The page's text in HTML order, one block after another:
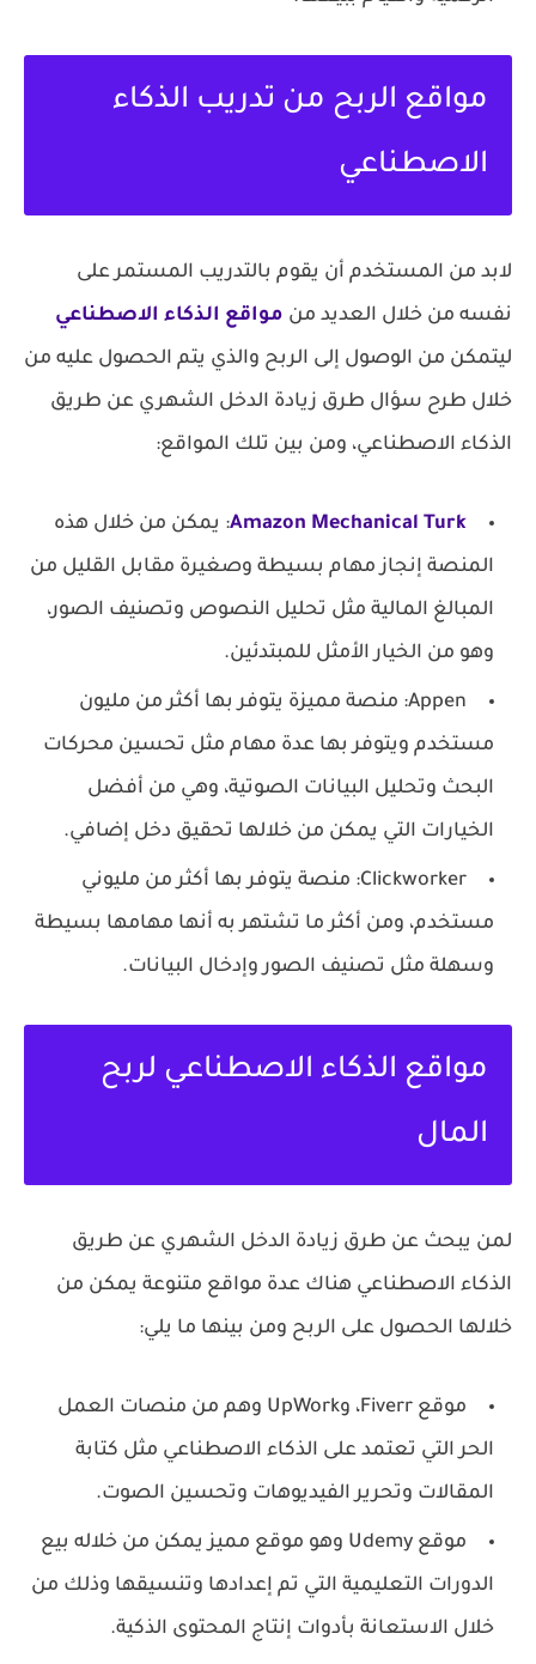
مواقع الربح من تدريب الذكاء
الاصطناعي
لابد من المستخدم أن يقوم بالتدريب المستمر على
نفسه من خلال العديد من مواقع الذكاء الاصطناعي
ليتمكن من الوصول إلى الربح والذي يتم الحصول عليه من
خلال طرح سؤال طرق زيادة الدخل الشهري عن طريق
الذكاء الاصطناعي، ومن بين تلك المواقع:
Amazon Mechanical Turk: يمكن من خلال هذه
المنصة إنجاز مهام بسيطة وصغيرة مقابل القليل من
المبالغ المالية مثل تحليل النصوص وتصنيف الصور،
وهو من الخيار الأمثل للمبتدئين.
Appen: منصة مميزة يتوفر بها أكثر من مليون
مستخدم ويتوفر بها عدة مهام مثل تحسين محركات
البحث وتحليل البيانات الصوتية، وهي من أفضل
الخيارات التي يمكن من خلالها تحقيق دخل إضافي.
Clickworker: منصة يتوفر بها أكثر من مليوني
مستخدم، ومن أكثر ما تشتهر به أنها مهامها بسيطة
وسهلة مثل تصنيف الصور وإدخال البيانات.
مواقع الذكاء الاصطناعي لربح
المال
لمن يبحث عن طرق زيادة الدخل الشهري عن طريق
الذكاء الاصطناعي هناك عدة مواقع متنوعة يمكن من
خلالها الحصول على الربح ومن بينها ما يلي:
موقع Fiverr، وUpWork وهم من منصات العمل
الحر التي تعتمد على الذكاء الاصطناعي مثل كتابة
المقالات وتحرير الفيديوهات وتحسين الصوت.
موقع Udemy وهو موقع مميز يمكن من خلاله بيع
الدورات التعليمية التي تم إعدادها وتنسيقها وذلك من
خلال الاستعانة بأدوات إنتاج المحتوى الذكية.